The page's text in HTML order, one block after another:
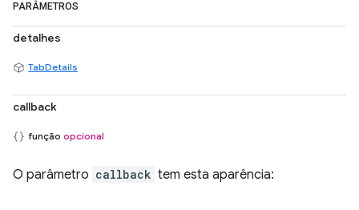
PARÂMETROS
detalhes
TabDetails
callback
função opcional
O parâmetro callback tem esta aparência: